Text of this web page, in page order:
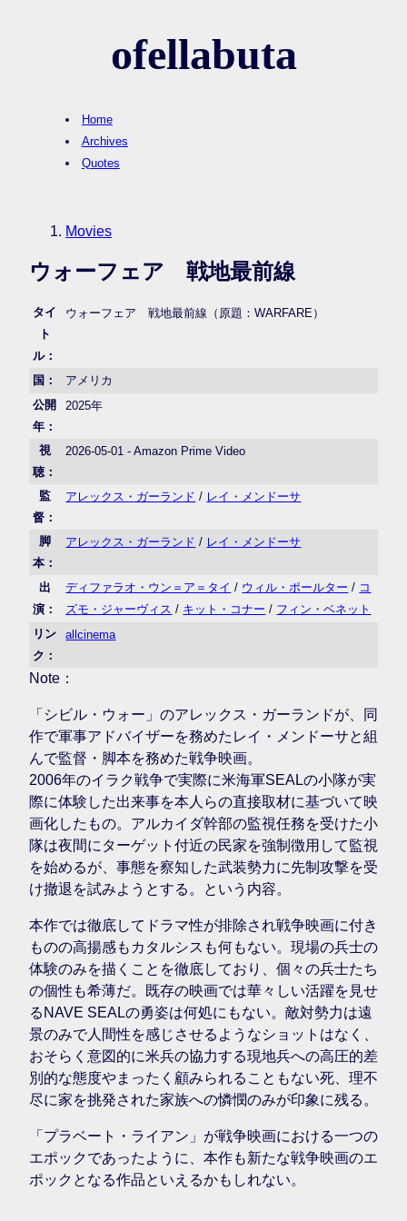
ofellabuta
Home
Archives
Quotes
Movies
ウォーフェア 戦地最前線
タイ
ト
ル：
ウォーフェア 戦地最前線（原題：WARFARE）
国：
アメリカ
公開
年：
2025年
視
聴：
2026-05-01 - Amazon Prime Video
監
督：
アレックス・ガーランド / レイ・メンドーサ
脚
本：
アレックス・ガーランド / レイ・メンドーサ
出
演：
ディファラオ・ウン＝ア＝タイ / ウィル・ポールター / コ
ズモ・ジャーヴィス / キット・コナー / フィン・ベネット
リン
ク：
allcinema
Note：
「シビル・ウォー」のアレックス・ガーランドが、同
作で軍事アドバイザーを務めたレイ・メンドーサと組
んで監督・脚本を務めた戦争映画。
2006年のイラク戦争で実際に米海軍SEALの小隊が実
際に体験した出来事を本人らの直接取材に基づいて映
画化したもの。アルカイダ幹部の監視任務を受けた小
隊は夜間にターゲット付近の民家を強制徴用して監視
を始めるが、事態を察知した武装勢力に先制攻撃を受
け撤退を試みようとする。という内容。
本作では徹底してドラマ性が排除され戦争映画に付き
ものの高揚感もカタルシスも何もない。現場の兵士の
体験のみを描くことを徹底しており、個々の兵士たち
の個性も希薄だ。既存の映画では華々しい活躍を見せ
るNAVE SEALの勇姿は何処にもない。敵対勢力は遠
景のみで人間性を感じさせるようなショットはなく、
おそらく意図的に米兵の協力する現地兵への高圧的差
別的な態度やまったく顧みられることもない死、理不
尽に家を挑発された家族への憐憫のみが印象に残る。
「プラベート・ライアン」が戦争映画における一つの
エポックであったように、本作も新たな戦争映画のエ
ポックとなる作品といえるかもしれない。